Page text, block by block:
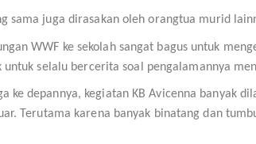
sama juga dirasakan oleh orangtua murid
WWF ke sekolah sangat bagus untuk
selalu bercerita soal pengalamannya
ke depannya, kegiatan KB Avicenna banyak
Terutama karena banyak binatang dan